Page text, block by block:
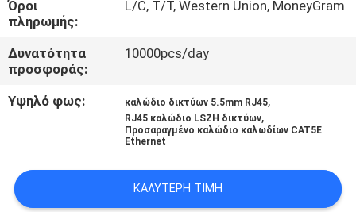
PRIVACY
POLICY
Όροι
πληρωμής:
L/C, T/T, Western Union, MoneyGram
Δυνατότητα
προσφοράς:
10000pcs/day
Υψηλό φως: καλώδιο δικτύων 5.5mm RJ45,
RJ45 καλώδιο LSZH δικτύων,
Προσαραγμένο καλώδιο καλωδίων CAT5E
Ethernet
ΚΑΛΎΤΕΡΗ ΤΙΜΉ